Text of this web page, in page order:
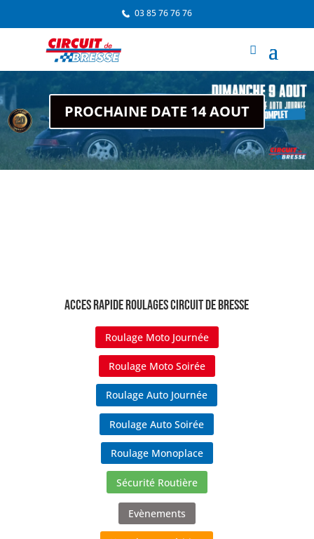
03 85 76 76 76
PROCHAINE DATE 14 AOUT
ACCES RAPIDE ROULAGES CIRCUIT DE BRESSE
Roulage Moto Journée
Roulage Moto Soirée
Roulage Auto Journée
Roulage Auto Soirée
Roulage Monoplace
Sécurité Routière
Evènements